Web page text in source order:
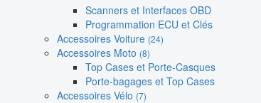
Scanners et Interfaces OBD
Programmation ECU et Clés
Accessoires Voiture (24)
Accessoires Moto (8)
Top Cases et Porte-Casques
Porte-bagages et Top Cases
Accessoires Vélo (7)